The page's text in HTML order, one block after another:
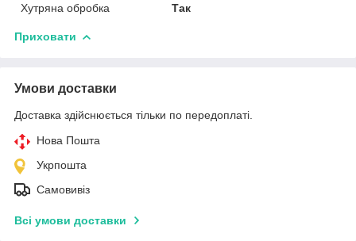
Хутряна обробка
Так
Приховати
Умови доставки
Доставка здійснюється тільки по передоплаті.
Нова Пошта
Укрпошта
Самовивіз
Всі умови доставки